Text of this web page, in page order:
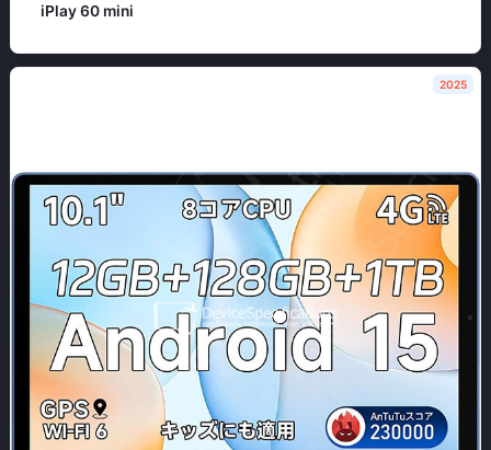
iPlay 60 mini
2025